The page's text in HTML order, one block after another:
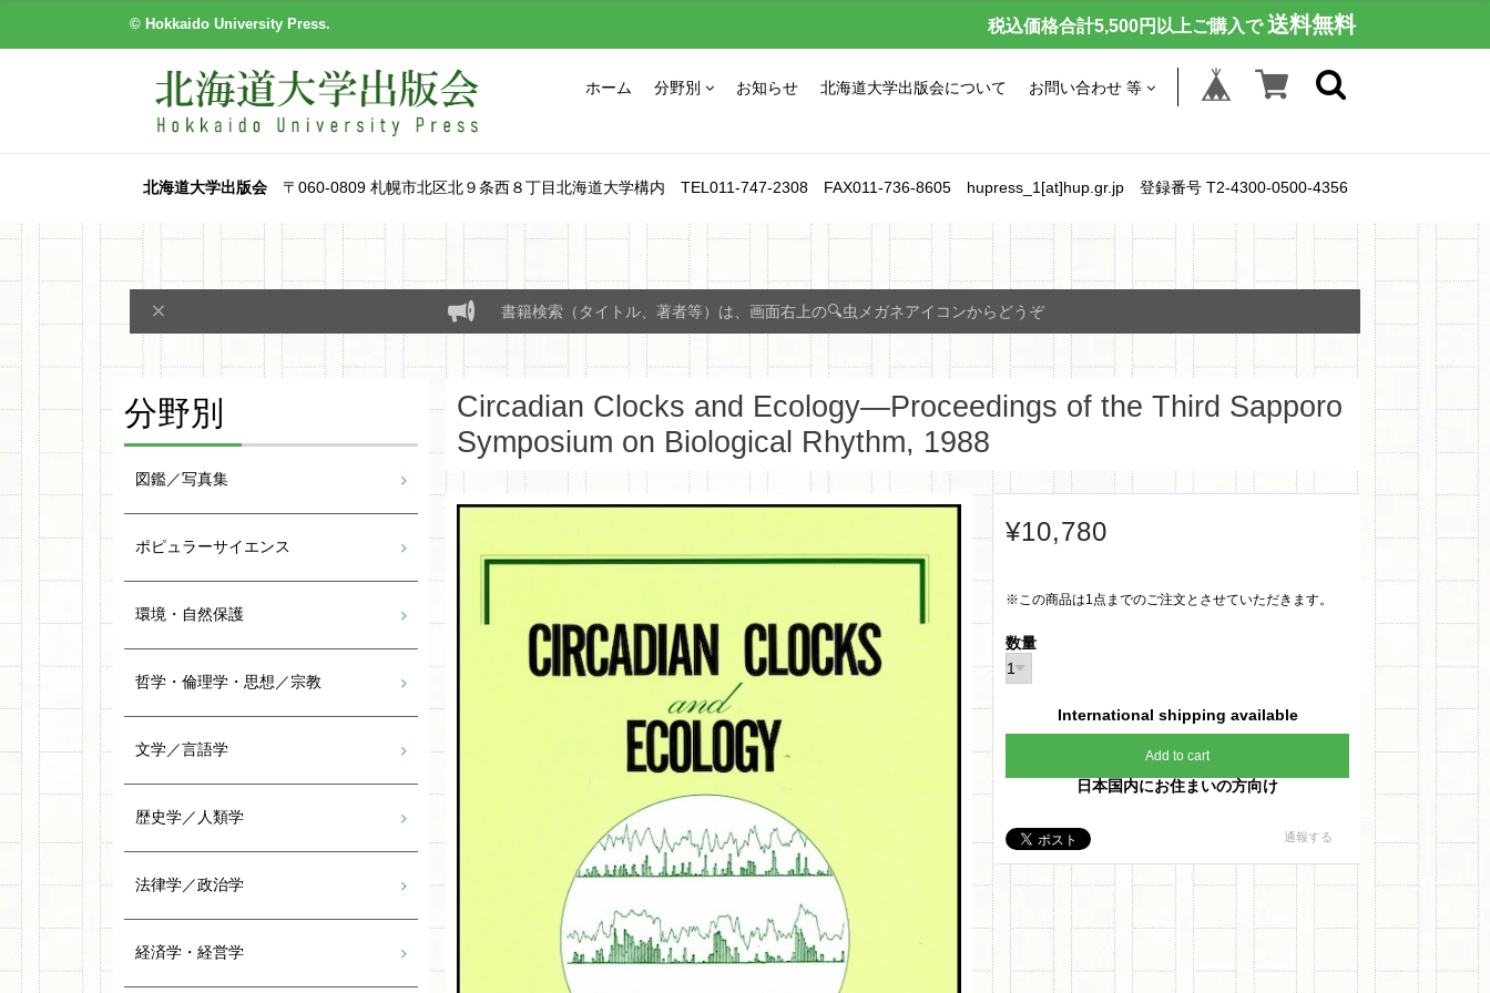
© Hokkaido University Press. 税込価格合計5,500円以上ご購入で 送料無料
ホーム 分野別 お知らせ 北海道大学出版会について お問い合わせ 等
北海道大学出版会〒060-0809 札幌市北区北９条西８丁目北海道大学構内 TEL011-747-2308 FAX011-736-8605 hupress_1[at]hup.gr.jp 登録番号 T2-4300-0500-4356
書籍検索（タイトル、著者等）は、画面右上の🔍虫メガネアイコンからどうぞ
Circadian Clocks and Ecology―Proceedings of the Third Sapporo
Symposium on Biological Rhythm, 1988
¥10,780
※この商品は1点までのご注文とさせていただきます。
数量
International shipping available
Add to cart
日本国内にお住まいの方向け
通報する
分野別
図鑑／写真集
ポピュラーサイエンス
環境・自然保護
哲学・倫理学・思想／宗教
文学／言語学
歴史学／人類学
法律学／政治学
経済学・経営学